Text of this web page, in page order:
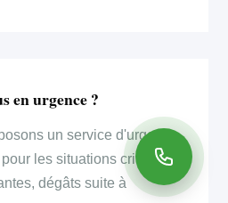
en urgence ?
un service d'urgence
les situations critiques
dégâts suite à